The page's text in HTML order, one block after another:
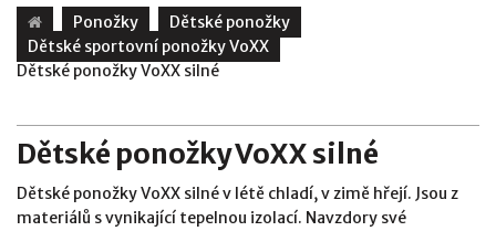
Ponožky
Dětské ponožky
Dětské sportovní ponožky VoXX
Dětské ponožky VoXX silné
Dětské ponožky VoXX silné
Dětské ponožky VoXX silné v létě chladí, v zimě hřejí. Jsou z
materiálů s vynikající tepelnou izolací. Navzdory své